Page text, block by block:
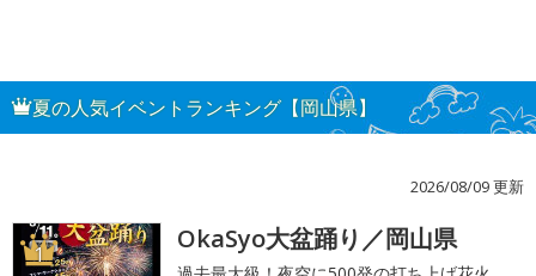
夏の人気イベントランキング【岡山県】
2026/08/09 更新
1 OkaSyo大盆踊り／岡山県